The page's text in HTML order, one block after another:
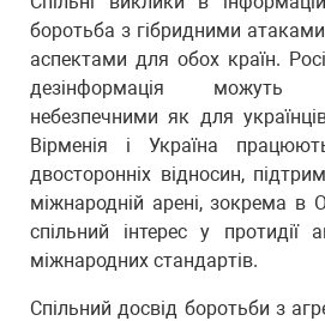
боротьба з гібридними
аспектами для обох країн.
дезінформація можуть
небезпечними як для
Вірменія і Україна
двосторонніх відносин,
міжнародній арені, зокрема
спільний інтерес у протидії
міжнародних стандартів.
Спільний досвід боротьби з